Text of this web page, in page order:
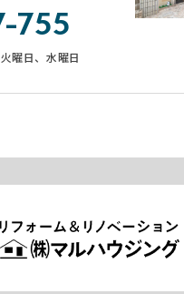
755
曜日、水曜日